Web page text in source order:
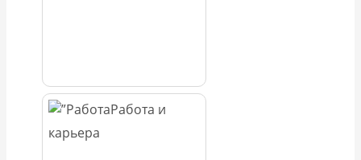
Работа и
карьера